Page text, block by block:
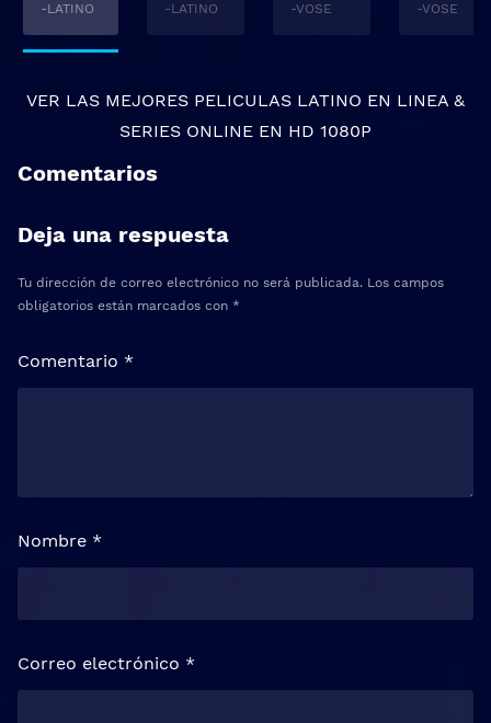
-LATINO
-LATINO
-VOSE
-VOSE
VER LAS MEJORES PELICULAS LATINO EN LINEA &
SERIES ONLINE EN HD 1080P
Comentarios
Deja una respuesta
Tu dirección de correo electrónico no será publicada. Los campos
obligatorios están marcados con *
Comentario *
Nombre *
Correo electrónico *